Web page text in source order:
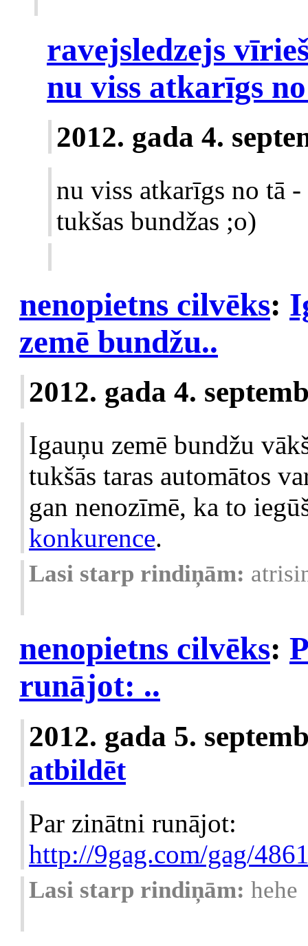
ravejsledzejs
nu viss atkarīgs
2012. gada 4.
nu viss atkarīgs no tā
tukšas bundžas ;o)
nenopietns cilvēks:
zemē bundžu..
2012. gada 4.
Igauņu zemē bundžu
tukšās taras automātos
gan nenozīmē, ka to
konkurence.
Lasi starp rindiņām:
nenopietns cilvēks:
runājot: ..
2012. gada 5.
atbildēt
Par zinātni runājot:
http://9gag.com/gag/
Lasi starp rindiņām: hehe